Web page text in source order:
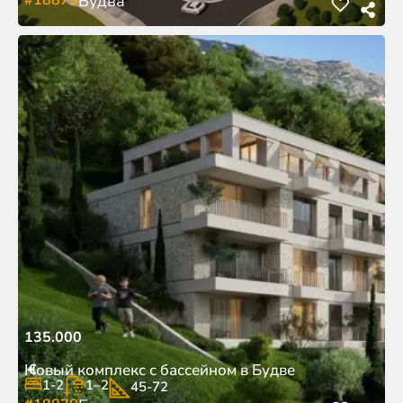
135.000
€
Новый комплекс с бассейном в Будве
1-2 1–2 45-72